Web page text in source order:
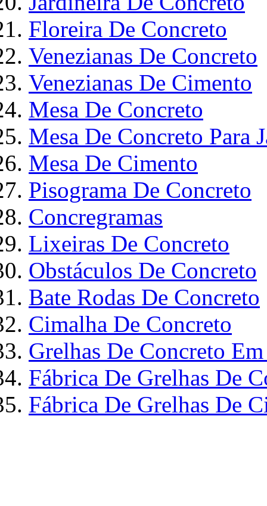
Floreira De Concreto
Venezianas De Concreto
Venezianas De Cimento
Mesa De Concreto
Mesa De Concreto Para
Mesa De Cimento
Pisograma De Concreto
Concregramas
Lixeiras De Concreto
Obstáculos De Concreto
Bate Rodas De Concreto
Cimalha De Concreto
Grelhas De Concreto
Fábrica De Grelhas De
Fábrica De Grelhas De